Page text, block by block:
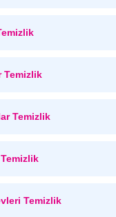
Temizlik
Temizlik
Temizlik